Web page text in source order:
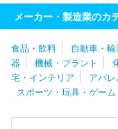
ット株式会社
株式会
式会社シャンソン化粧品
ヤナセ製油株式会社
洋化成工業株式会社
尾池工業株式会社
ニ
下ゴム株式会社
アイ
メーカー・製造業のカ
食品・飲料 自動車・
器
機械・プラント
宅・インテリア
アパ
スポーツ・玩具・ゲーム
材（ゴム・ガラス・セラミ
（その他）
農林・水産